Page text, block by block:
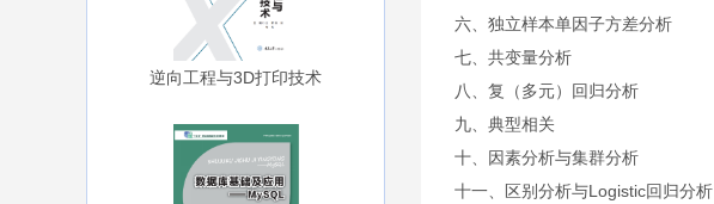
逆向工程与3D打印技术
六、独立样本单因子方差分析
七、共变量分析
八、复（多元）回归分析
九、典型相关
十、因素分析与集群分析
十一、区别分析与Logistic回归分析